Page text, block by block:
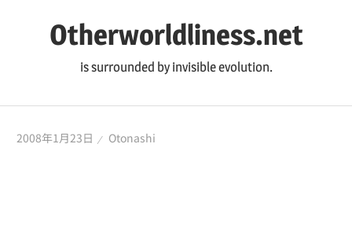
ツ
Otherworldliness.net
is surrounded by invisible evolution.
2008年1月23日 Otonashi